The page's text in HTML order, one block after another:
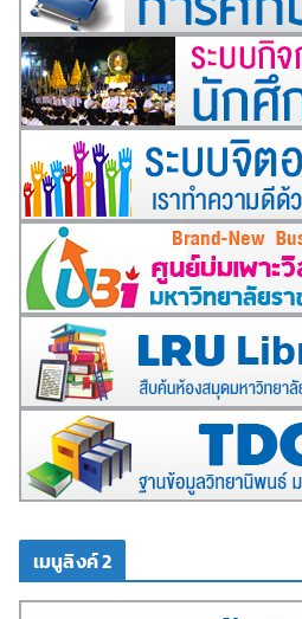
เมนูลิงค์ 2